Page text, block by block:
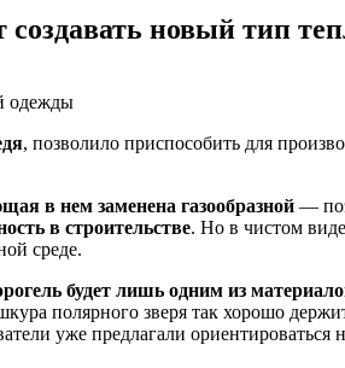
новый тип
, позволило приспособить для
в нем заменена газообразной —
в строительстве. Но в чистом
среде.
будет лишь одним из
полярного зверя так хорошо
уже предлагали